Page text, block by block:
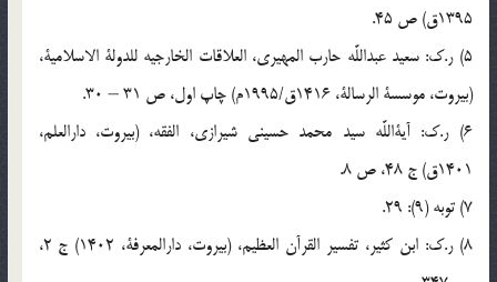
1395ق) ص 45.
5) ر.ک: سعید عبداللَّه حارب المهیری، العلاقات الخارجیه للدولة الاسلامیة،
(بیروت، موسسة الرسالة، 1416ق/1995م) چاپ اول، ص 31 – 30.
6) ر.ک: آیةاللَّه سید محمد حسینی شیرازی، الفقه، (بیروت، دارالعلم،
1401ق) ج 48، ص 8.
7) توبه (9): 29.
8) ر.ک: ابن کثیر، تفسیر القرآن العظیم، (بیروت، دارالمعرفة، 1402) ج 2،